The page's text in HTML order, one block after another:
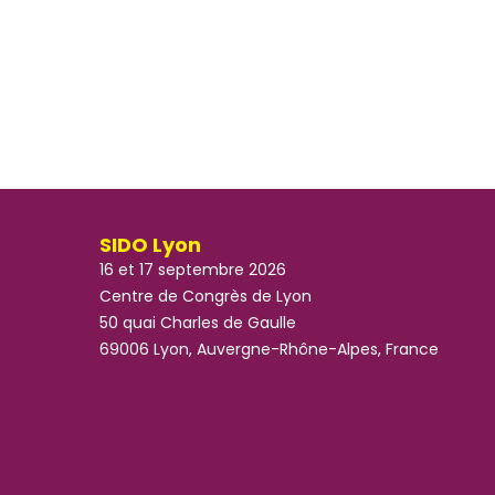
SIDO Lyon
16 et 17 septembre 2026
Centre de Congrès de Lyon
50 quai Charles de Gaulle
69006 Lyon, Auvergne-Rhône-Alpes, France